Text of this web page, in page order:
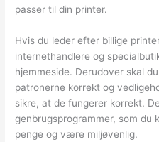
passer til din printer.
Hvis du leder efter billige
internethandlere og
hjemmeside. Derudover skal
patronerne korrekt og
sikre, at de fungerer korrekt.
genbrugsprogrammer, som du
penge og være miljøvenlig.